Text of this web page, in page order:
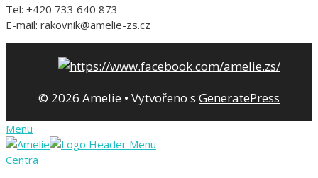
Tel: +420 733 640 873
E-mail: rakovnik@amelie-zs.cz
© 2026 Amelie • Vytvořeno s GeneratePress
Menu
Centra